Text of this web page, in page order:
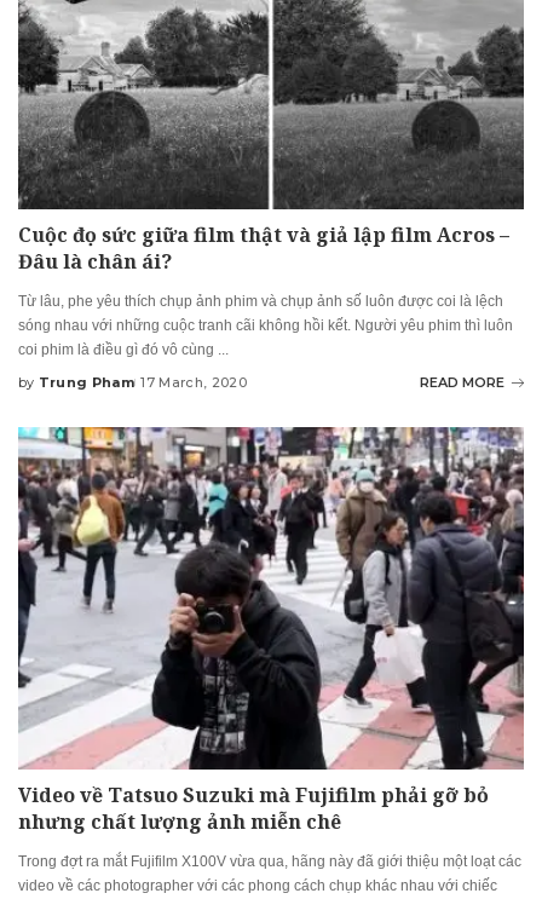
Cuộc đọ sức giữa film thật và giả lập film Acros –
Đâu là chân ái?
Từ lâu, phe yêu thích chụp ảnh phim và chụp ảnh số luôn được coi là lệch
sóng nhau với những cuộc tranh cãi không hồi kết. Người yêu phim thì luôn
coi phim là điều gì đó vô cùng ...
Posted
by Trung Pham 17 March, 2020 READ MORE
Video về Tatsuo Suzuki mà Fujifilm phải gỡ bỏ
nhưng chất lượng ảnh miễn chê
Trong đợt ra mắt Fujifilm X100V vừa qua, hãng này đã giới thiệu một loạt các
video về các photographer với các phong cách chụp khác nhau với chiếc